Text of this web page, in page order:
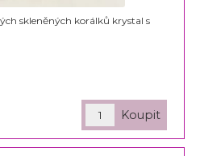
skleněných korálků krystal s